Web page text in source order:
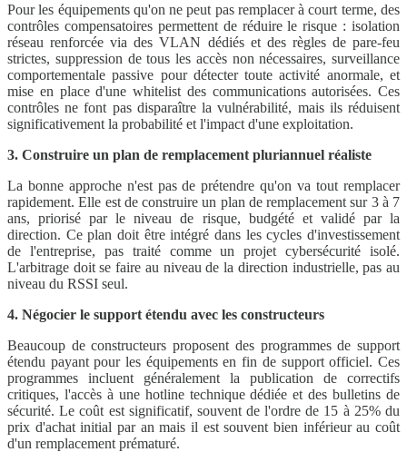
Pour les équipements qu'on ne peut pas remplacer à court terme, des
contrôles compensatoires permettent de réduire le risque : isolation
réseau renforcée via des VLAN dédiés et des règles de pare-feu
strictes, suppression de tous les accès non nécessaires, surveillance
comportementale passive pour détecter toute activité anormale, et
mise en place d'une whitelist des communications autorisées. Ces
contrôles ne font pas disparaître la vulnérabilité, mais ils réduisent
significativement la probabilité et l'impact d'une exploitation.
3. Construire un plan de remplacement pluriannuel réaliste
La bonne approche n'est pas de prétendre qu'on va tout remplacer
rapidement. Elle est de construire un plan de remplacement sur 3 à 7
ans, priorisé par le niveau de risque, budgété et validé par la
direction. Ce plan doit être intégré dans les cycles d'investissement
de l'entreprise, pas traité comme un projet cybersécurité isolé.
L'arbitrage doit se faire au niveau de la direction industrielle, pas au
niveau du RSSI seul.
4. Négocier le support étendu avec les constructeurs
Beaucoup de constructeurs proposent des programmes de support
étendu payant pour les équipements en fin de support officiel. Ces
programmes incluent généralement la publication de correctifs
critiques, l'accès à une hotline technique dédiée et des bulletins de
sécurité. Le coût est significatif, souvent de l'ordre de 15 à 25% du
prix d'achat initial par an mais il est souvent bien inférieur au coût
d'un remplacement prématuré.